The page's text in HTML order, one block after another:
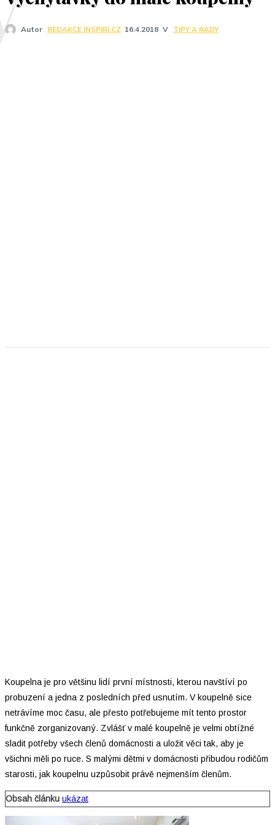
Autor REDAKCE INSPIRI.CZ 16.4.2018 V TIPY A RADY
Koupelna je pro většinu lidí první místnosti, kterou navštíví po
probuzení a jedna z posledních před usnutím. V koupelně sice
netrávíme moc času, ale přesto potřebujeme mít tento prostor
funkčně zorganizovaný. Zvlášť v malé koupelně je velmi obtížné
sladit potřeby všech členů domácnosti a uložit věci tak, aby je
všichni měli po ruce. S malými dětmi v domácnosti přibudou rodičům
starosti, jak koupelnu uzpůsobit právě nejmenším členům.
Obsah článku ukázat